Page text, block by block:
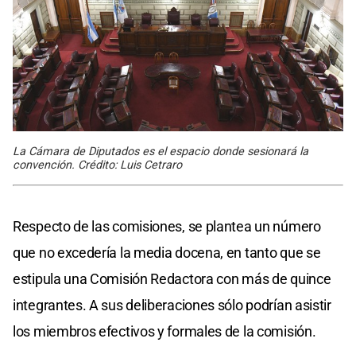
La Cámara de Diputados es el espacio donde sesionará la
convención. Crédito: Luis Cetraro
Respecto de las comisiones, se plantea un número
que no excedería la media docena, en tanto que se
estipula una Comisión Redactora con más de quince
integrantes. A sus deliberaciones sólo podrían asistir
los miembros efectivos y formales de la comisión.